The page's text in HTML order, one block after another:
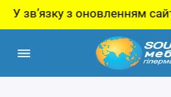
з оновленням сайту -